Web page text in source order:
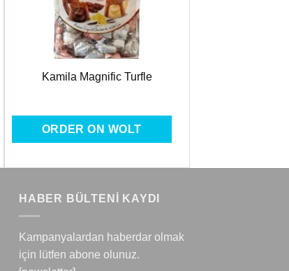
Kamila Magnific Turfle
ORDER ON WOLT
HABER BÜLTENİ KAYDI
Kampanyalardan haberdar olmak
için lütfen abone olunuz.